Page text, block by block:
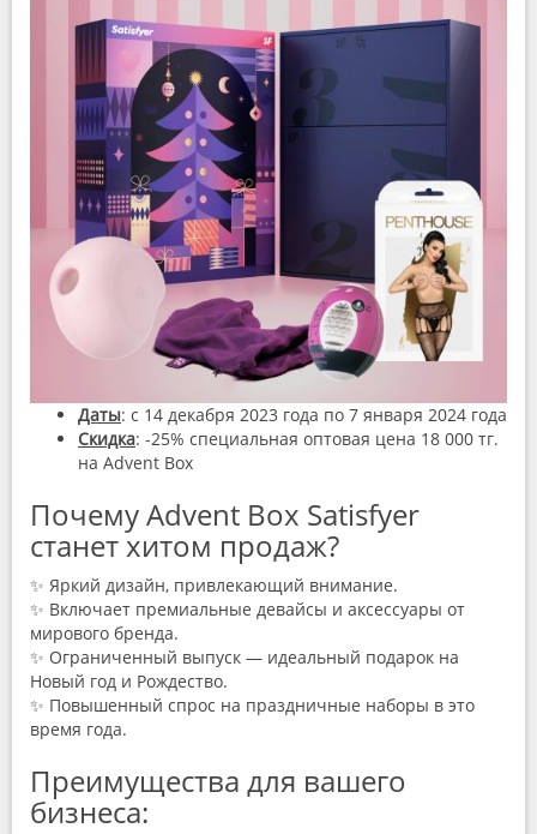
Даты: с 14 декабря 2023 года по 7 января 2024 года
Скидка: -25% специальная оптовая цена 18 000 тг.
на Advent Box
Почему Advent Box Satisfyer
станет хитом продаж?
✨ Яркий дизайн, привлекающий внимание.
✨ Включает премиальные девайсы и аксессуары от
мирового бренда.
✨ Ограниченный выпуск — идеальный подарок на
Новый год и Рождество.
✨ Повышенный спрос на праздничные наборы в это
время года.
Преимущества для вашего
бизнеса: